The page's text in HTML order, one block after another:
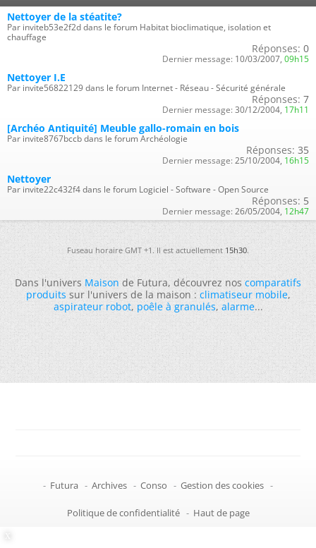
Nettoyer de la stéatite?
Par inviteb53e2f2d dans le forum Habitat bioclimatique, isolation et
chauffage
Réponses: 0
Dernier message: 10/03/2007, 09h15
Nettoyer I.E
Par invite56822129 dans le forum Internet - Réseau - Sécurité générale
Réponses: 7
Dernier message: 30/12/2004, 17h11
[Archéo Antiquité] Meuble gallo-romain en bois
Par invite8767bccb dans le forum Archéologie
Réponses: 35
Dernier message: 25/10/2004, 16h15
Nettoyer
Par invite22c432f4 dans le forum Logiciel - Software - Open Source
Réponses: 5
Dernier message: 26/05/2004, 12h47
Fuseau horaire GMT +1. Il est actuellement15h30.
Dans l'universMaisonde Futura, découvrez noscomparatifs
produitssur l'univers de la maison :climatiseur mobile,
aspirateur robot,poêle à granulés,alarme...
- Futura - Archives - Conso - Gestion des cookies -
Politique de confidentialité - Haut de page